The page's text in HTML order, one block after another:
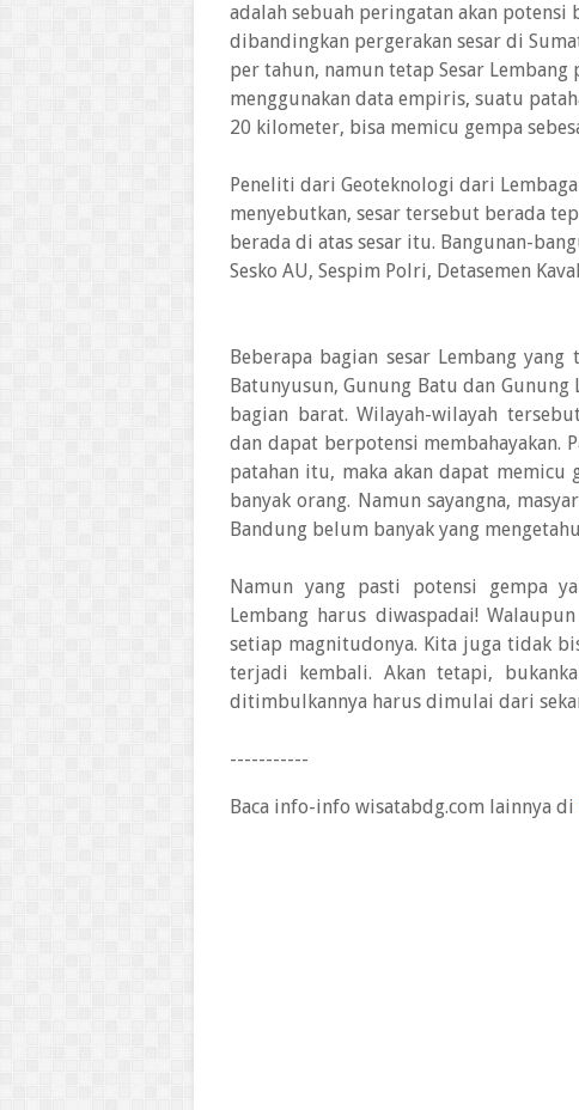
adalah sebuah peringatan akan potensi
dibandingkan pergerakan sesar di
per tahun, namun tetap Sesar Lembang
menggunakan data empiris, suatu
20 kilometer, bisa memicu gempa
Peneliti dari Geoteknologi dari
menyebutkan, sesar tersebut berada
berada di atas sesar itu. Bangunan-
Sesko AU, Sespim Polri, Detasemen
Beberapa bagian sesar Lembang
Batunyusun, Gunung Batu dan Gunung
bagian barat. Wilayah-wilayah
dan dapat berpotensi membahayakan.
patahan itu, maka akan dapat memicu
banyak orang. Namun sayangna,
Bandung belum banyak yang
Namun yang pasti potensi gempa
Lembang harus diwaspadai!
setiap magnitudonya. Kita juga tidak
terjadi kembali. Akan tetapi,
ditimbulkannya harus dimulai dari
-----------
Baca info-info wisatabdg.com lainnya di